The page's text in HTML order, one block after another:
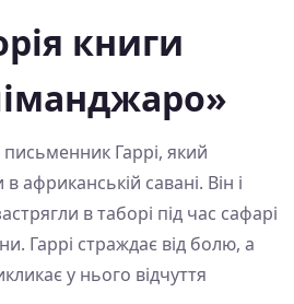
книги
письменник Гаррі, який
африканській савані. Він і
в таборі під час сафарі
Гаррі страждає від болю, а
у нього відчуття